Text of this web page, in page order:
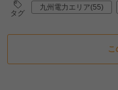
タグ
九州電力エリア(55)
こ